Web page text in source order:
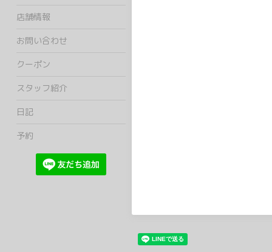
店舗情報
お問い合わせ
クーポン
スタッフ紹介
日記
予約